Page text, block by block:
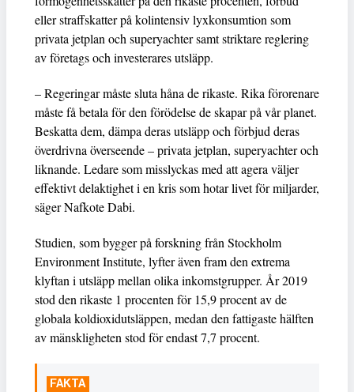
eller straffskatter på kolintensiv lyxkonsumtion som
privata jetplan och superyachter samt striktare reglering
av företags och investerares utsläpp.
– Regeringar måste sluta håna de rikaste. Rika förorenare
måste få betala för den förödelse de skapar på vår planet.
Beskatta dem, dämpa deras utsläpp och förbjud deras
överdrivna överseende – privata jetplan, superyachter och
liknande. Ledare som misslyckas med att agera väljer
effektivt delaktighet i en kris som hotar livet för miljarder,
säger Nafkote Dabi.
Studien, som bygger på forskning från Stockholm
Environment Institute, lyfter även fram den extrema
klyftan i utsläpp mellan olika inkomstgrupper. År 2019
stod den rikaste 1 procenten för 15,9 procent av de
globala koldioxidutsläppen, medan den fattigaste hälften
av mänskligheten stod för endast 7,7 procent.